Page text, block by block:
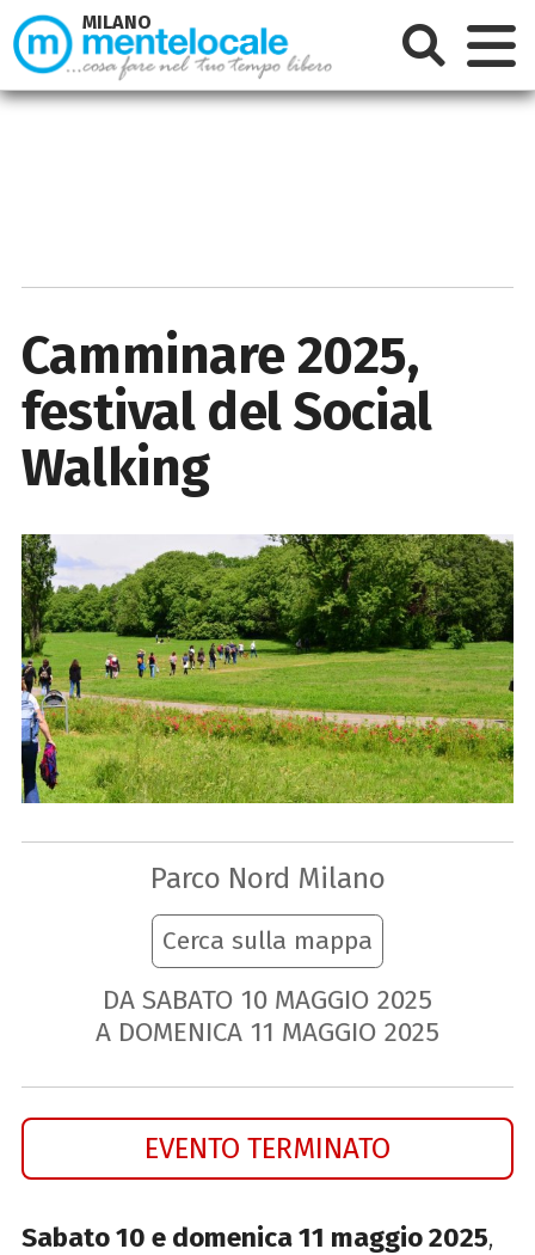
Camminare 2025,
festival del Social
Walking
Parco Nord Milano
Cerca sulla mappa
DA SABATO 10 MAGGIO 2025
A DOMENICA 11 MAGGIO 2025
EVENTO TERMINATO
Sabato 10 e domenica 11 maggio 2025,
MILANO